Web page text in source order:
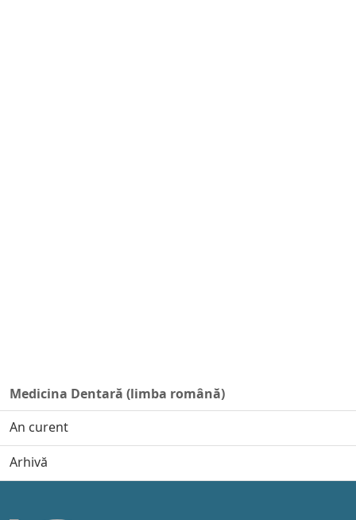
Medicina Dentară (limba română)
An curent
Arhivă